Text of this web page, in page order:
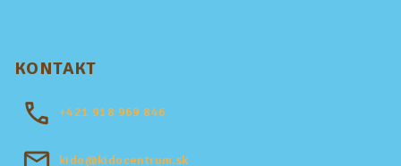
KONTAKT
+421 918 969 846
kido@kidocentrum.sk